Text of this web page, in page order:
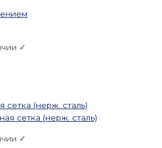
✓
сетка (нерж. сталь)
✓